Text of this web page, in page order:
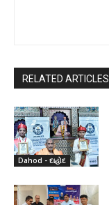
RELATED ARTICLES
Dahod - દાહોદ